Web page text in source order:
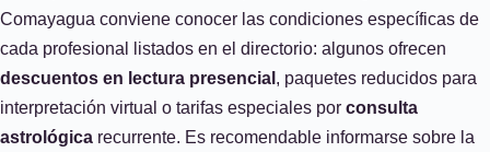
Comayagua conviene conocer las condiciones específicas de
cada profesional listados en el directorio: algunos ofrecen
descuentos en lectura presencial , paquetes reducidos para
interpretación virtual o tarifas especiales por consulta
astrológica recurrente. Es recomendable informarse sobre la